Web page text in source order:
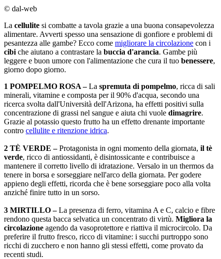
© dal-web
La cellulite si combatte a tavola grazie a una buona consapevolezza
alimentare. Avverti spesso una sensazione di gonfiore e problemi di
pesantezza alle gambe? Ecco come migliorare la circolazione con i
cibi che aiutano a contrastare la buccia d'arancia. Gambe più
leggere e buon umore con l'alimentazione che cura il tuo benessere,
giorno dopo giorno.
1 POMPELMO ROSA –La spremuta di pompelmo, ricca di sali
minerali, vitamine e composta per il 90% d'acqua, secondo una
ricerca svolta dall'Università dell'Arizona, ha effetti positivi sulla
concentrazione di grassi nel sangue e aiuta chi vuole dimagrire.
Grazie al potassio questo frutto ha un effetto drenante importante
contro cellulite e ritenzione idrica.
2 TÈ VERDE –Protagonista in ogni momento della giornata, il tè
verde, ricco di antiossidanti, è disintossicante e contribuisce a
mantenere il corretto livello di idratazione. Versalo in un thermos da
tenere in borsa e sorseggiare nell'arco della giornata. Per godere
appieno degli effetti, ricorda che è bene sorseggiare poco alla volta
anziché finire tutto in un sorso.
3 MIRTILLO –La presenza di ferro, vitamina A e C, calcio e fibre
rendono questa bacca selvatica un concentrato di virtù. Migliora la
circolazione agendo da vasoprotettore e riattiva il microcircolo. Da
preferire il frutto fresco, ricco di vitamine: i succhi purtroppo sono
ricchi di zucchero e non hanno gli stessi effetti, come provato da
recenti studi.